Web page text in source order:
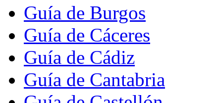
Guía de Burgos
Guía de Cáceres
Guía de Cádiz
Guía de Cantabria